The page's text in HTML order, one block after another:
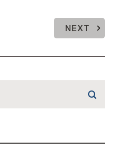
NEXT